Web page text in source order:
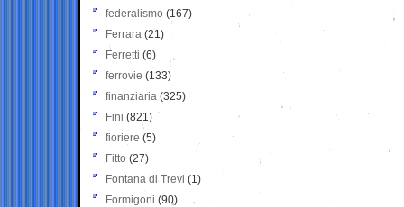
federalismo (167)
Ferrara (21)
Ferretti (6)
ferrovie (133)
finanziaria (325)
Fini (821)
fioriere (5)
Fitto (27)
Fontana di Trevi (1)
Formigoni (90)